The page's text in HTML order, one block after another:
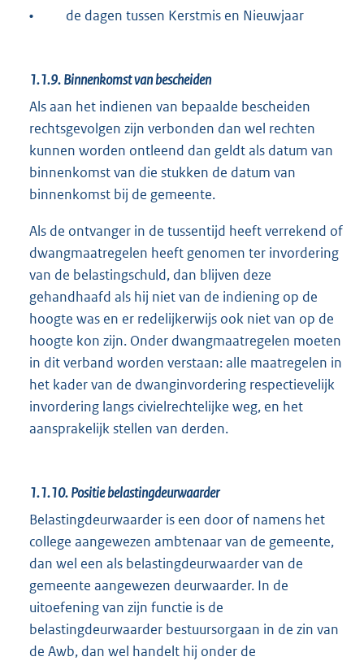
• de dagen tussen Kerstmis en Nieuwjaar
1.1.9.Binnenkomst van bescheiden
Als aan het indienen van bepaalde bescheiden
rechtsgevolgen zijn verbonden dan wel rechten
kunnen worden ontleend dan geldt als datum van
binnenkomst van die stukken de datum van
binnenkomst bij de gemeente.
Als de ontvanger in de tussentijd heeft verrekend of
dwangmaatregelen heeft genomen ter invordering
van de belastingschuld, dan blijven deze
gehandhaafd als hij niet van de indiening op de
hoogte was en er redelijkerwijs ook niet van op de
hoogte kon zijn. Onder dwangmaatregelen moeten
in dit verband worden verstaan: alle maatregelen in
het kader van de dwanginvordering respectievelijk
invordering langs civielrechtelijke weg, en het
aansprakelijk stellen van derden.
1.1.10.Positie belastingdeurwaarder
Belastingdeurwaarder is een door of namens het
college aangewezen ambtenaar van de gemeente,
dan wel een als belastingdeurwaarder van de
gemeente aangewezen deurwaarder. In de
uitoefening van zijn functie is de
belastingdeurwaarder bestuursorgaan in de zin van
de Awb, dan wel handelt hij onder de